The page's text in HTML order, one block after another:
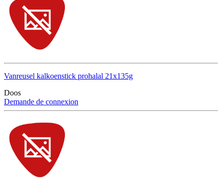
Vanreusel kalkoenstick prohalal 21x135g
Doos
Demande de connexion